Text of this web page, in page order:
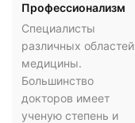
Профессионализм
Специалисты
различных областей
медицины.
Большинство
докторов имеет
ученую степень и